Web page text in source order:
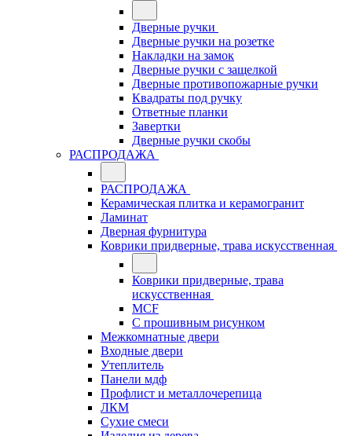
Дверные ручки
Дверные ручки на розетке
Накладки на замок
Дверные ручки с защелкой
Дверные противопожарные ручки
Квадраты под ручку
Ответные планки
Завертки
Дверные ручки скобы
РАСПРОДАЖА
РАСПРОДАЖА
Керамическая плитка и керамогранит
Ламинат
Дверная фурнитура
Коврики придверные, трава искусственная
Коврики придверные, трава
искусственная
MCF
С прошивным рисунком
Межкомнатные двери
Входные двери
Утеплитель
Панели мдф
Профлист и металлочерепица
ЛКМ
Сухие смеси